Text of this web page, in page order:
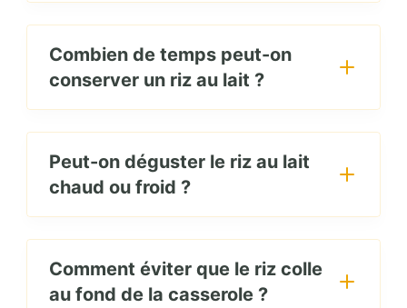
Combien de temps peut-on
conserver un riz au lait ?
Peut-on déguster le riz au lait
chaud ou froid ?
Comment éviter que le riz colle
au fond de la casserole ?